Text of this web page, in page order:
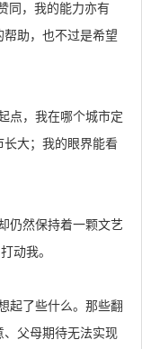
同，我的能力亦有
助，也不过是希望
点，我在哪个城市定
大；我的眼界能看
仍然保持着一颗文艺
动我。
起了些什么。那些翻
父母期待无法实现